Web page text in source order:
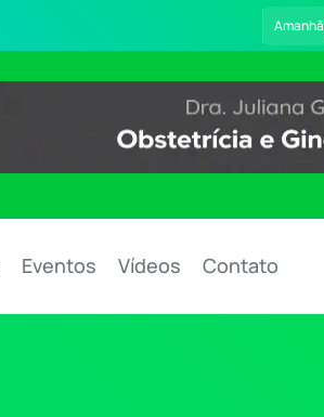
Amanhã
Eventos Vídeos Contato